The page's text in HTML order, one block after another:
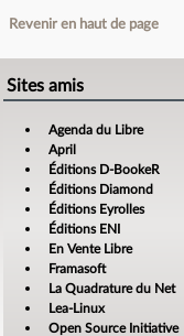
Revenir en haut de page
Sites amis
Agenda du Libre
April
Éditions D-BookeR
Éditions Diamond
Éditions Eyrolles
Éditions ENI
En Vente Libre
Framasoft
La Quadrature du Net
Lea-Linux
Open Source Initiative